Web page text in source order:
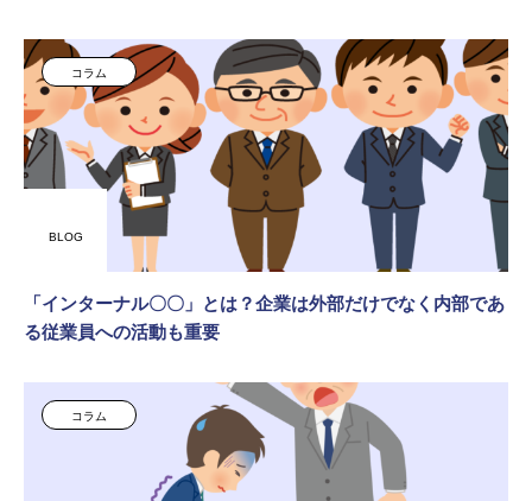
コラム
BLOG
「インターナル〇〇」とは？企業は外部だけでなく内部であ
る従業員への活動も重要
コラム